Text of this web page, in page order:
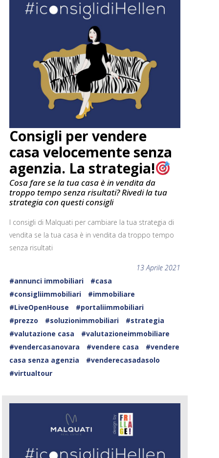
Consigli per vendere
casa velocemente senza
agenzia. La strategia!
Cosa fare se la tua casa è in vendita da
troppo tempo senza risultati? Rivedi la tua
strategia con questi consigli
I consigli di Malquati per cambiare la tua strategia di
vendita se la tua casa è in vendita da troppo tempo
senza risultati
13 Aprile 2021
#annunci immobiliari
#casa
#consigliimmobiliari
#immobiliare
#LiveOpenHouse
#portaliimmobiliari
#prezzo
#soluzionimmobiliari
#strategia
#valutazione casa
#valutazioneimmobiliare
#vendercasanovara
#vendere casa
#vendere
casa senza agenzia
#venderecasadasolo
#virtualtour